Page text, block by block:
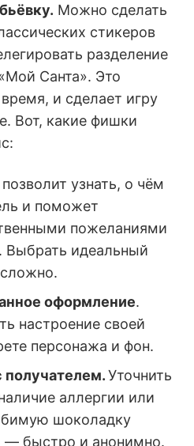
Можно сделать
стикеров
разделение
Санта». Это
и сделает игру
Вот, какие фишки
узнать, о чём
и поможет
пожеланиями
Выбрать идеальный
оформление.
настроение своей
персонажа и фон.
Уточнить
аллергии или
шоколадку
быстро и анонимно.